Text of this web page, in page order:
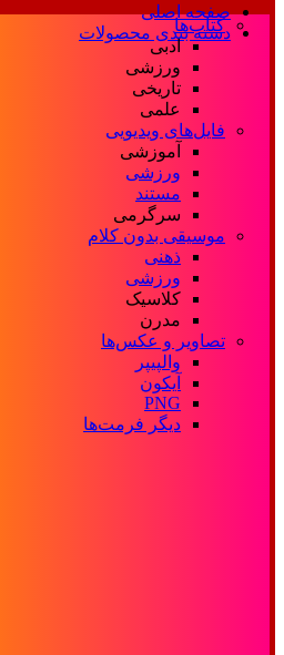
صفحه اصلی
دسته بندی محصولات
کتاب‌ها
ادبی
ورزشی
تاریخی
علمی
فایل‌های ویدیویی
آموزشی
ورزشی
مستند
سرگرمی
موسیقی بدون کلام
ذهنی
ورزشی
کلاسیک
مدرن
تصاویر و عکس‌ها
والپیپر
آیکون
PNG
دیگر فرمت‌ها